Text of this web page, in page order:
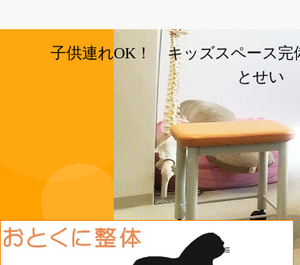
長岡京市の整体【おとく
に整体おっとせい】長岡
京駅と長岡天神駅から徒
歩5分の整体院
子供連れOK！ キッズスペース
とせい